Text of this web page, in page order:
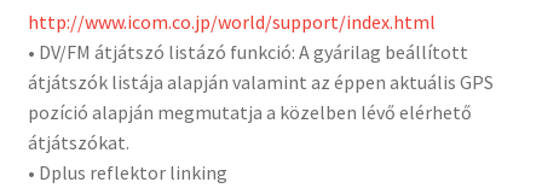
http://www.icom.co.jp/world/support/index.html
• DV/FM átjátszó listázó funkció: A gyárilag beállított
átjátszók listája alapján valamint az éppen aktuális GPS
pozíció alapján megmutatja a közelben lévő elérhető
átjátszókat.
• Dplus reflektor linking